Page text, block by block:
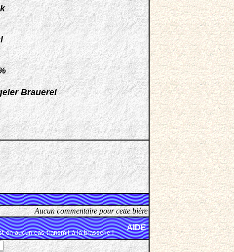
Brauerei
Aucun commentaire pour cette bière
en aucun cas transmit à la brasserie !
AIDE